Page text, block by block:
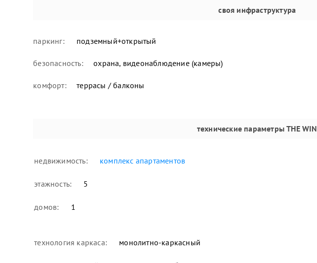
своя инфраструктура
паркинг: подземный+открытый
безопасность: охрана, видеонаблюдение (камеры)
комфорт: террасы / балконы
технические параметры THE WIN
недвижимость: комплекс апартаментов
этажность: 5
домов: 1
технология каркаса: монолитно-каркасный